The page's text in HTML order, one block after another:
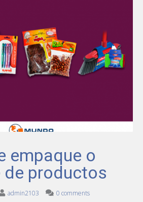
empaque o
de productos
admin2103 0 comments